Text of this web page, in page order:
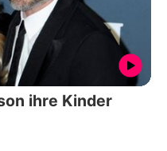
ihre Kinder